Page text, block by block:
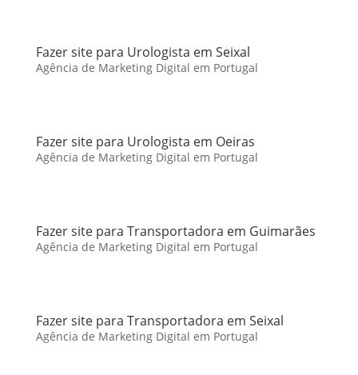
Fazer site para Urologista em Seixal
Agência de Marketing Digital em Portugal
Fazer site para Urologista em Oeiras
Agência de Marketing Digital em Portugal
Fazer site para Transportadora em Guimarães
Agência de Marketing Digital em Portugal
Fazer site para Transportadora em Seixal
Agência de Marketing Digital em Portugal